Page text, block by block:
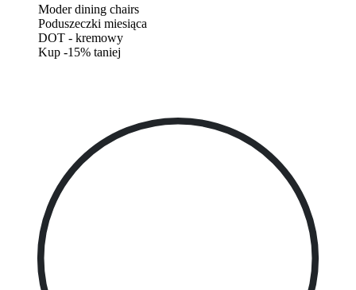
Moder dining chairs
Poduszeczki miesiąca
DOT - kremowy
Kup -15% taniej